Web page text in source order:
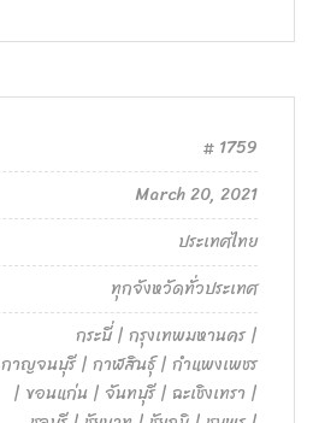
1759
March 20, 2021
ประเทศไทย
ทุกจังหวัดทั่วประเทศ
กระบี่ | กรุงเทพมหานคร |
กาญจนบุรี | กาฬสินธุ์ | กำแพงเพชร
| ขอนแก่น | จันทบุรี | ฉะเชิงเทรา |